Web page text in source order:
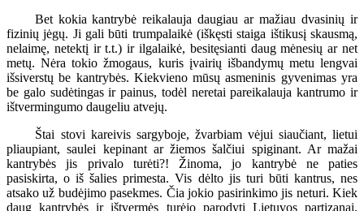
Bet kokia kantrybė reikalauja daugiau ar mažiau dvasinių ir
fizinių jėgų. Ji gali būti trumpalaikė (iškęsti staiga ištikusį skausmą,
nelaimę, netektį ir t.t.) ir ilgalaikė, besitęsianti daug mėnesių ar net
metų. Nėra tokio žmogaus, kuris įvairių išbandymų metu lengvai
išsiverstų be kantrybės. Kiekvieno mūsų asmeninis gyvenimas yra
be galo sudėtingas ir painus, todėl neretai pareikalauja kantrumo ir
ištvermingumo daugeliu atvejų.
Štai stovi kareivis sargyboje, žvarbiam vėjui siaučiant, lietui
pliaupiant, saulei kepinant ar žiemos šalčiui spiginant. Ar mažai
kantrybės jis privalo turėti?! Žinoma, jo kantrybė ne paties
pasiskirta, o iš šalies primesta. Vis dėlto jis turi būti kantrus, nes
atsako už budėjimo pasekmes. Čia jokio pasirinkimo jis neturi. Kiek
daug kantrybės ir ištvermės turėjo parodyti Lietuvos partizanai,